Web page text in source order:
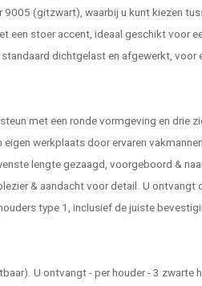
9005 (gitzwart), waarbij u kunt kiezen
een stoer accent, ideaal geschikt voor
dichtgelast en afgewerkt, voor
met een ronde vormgeving en drie
werkplaats door ervaren
lengte gezaagd, voorgeboord &
& aandacht voor detail. U ontvangt
type 1, inclusief de juiste
U ontvangt - per houder - 3 zwarte